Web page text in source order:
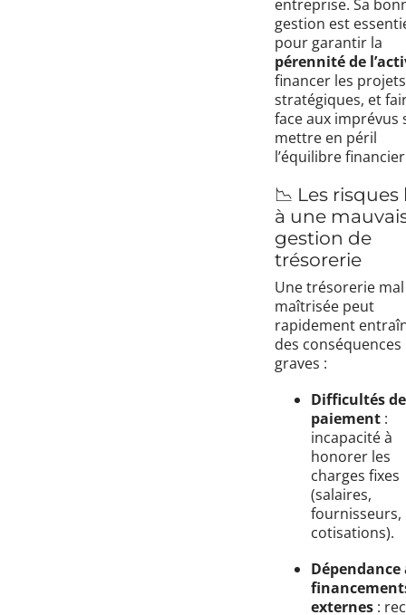
entreprise. Sa
gestion est
pour garantir la
pérennité de
financer les projets
stratégiques, et
face aux imprévus
mettre en péril
l’équilibre
📉 Les risques
à une
gestion de
trésorerie
Une trésorerie mal
maîtrisée peut
rapidement
des conséquences
graves :
Difficultés de
paiement :
incapacité à
honorer les
charges fixes
(salaires,
fournisseurs,
cotisations).
Dépendance
externes :